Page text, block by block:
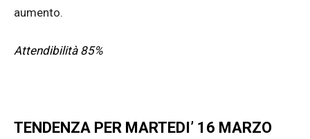
aumento.
Attendibilità 85%
TENDENZA PER MARTEDI’ 16 MARZO